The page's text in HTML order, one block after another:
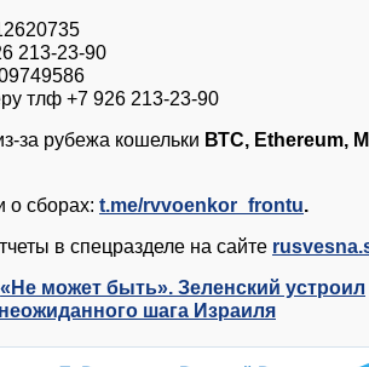
213-23-90
тлф +7 926 213-23-90
за рубежа кошельки ВТС, Ethereum,
о сборах: t.me/rvvoenkor_frontu
в спецразделе на сайте
«Не может быть». Зеленский устроил
шага Израиля